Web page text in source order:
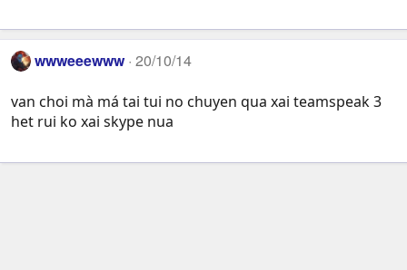
wwweeewww 20/10/14
van choi mà má tai tui no chuyen qua xai teamspeak 3
het rui ko xai skype nua